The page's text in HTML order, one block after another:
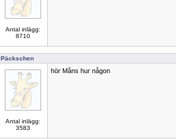
Antal inlägg:
8710
Päckschen
Antal inlägg:
3583
hör Måns hur någon